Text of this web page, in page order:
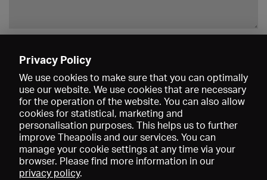
Privacy Policy
We use cookies to make sure that you can optimally
use our website. We use cookies that are necessary
for the operation of the website. You can also allow
cookies for statistical, marketing and
personalisation purposes. This helps us to further
improve Theapolis and our services. You can
manage your cookie settings at any time via your
browser. Please find more information in our
privacy policy.